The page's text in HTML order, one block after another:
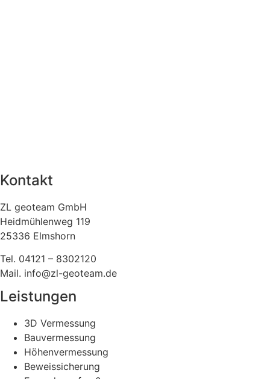
Kontakt
ZL geoteam GmbH
Heidmühlenweg 119
25336 Elmshorn
Tel. 04121 – 8302120
Mail. info@zl-geoteam.de
Leistungen
3D Vermessung
Bauvermessung
Höhenvermessung
Beweissicherung